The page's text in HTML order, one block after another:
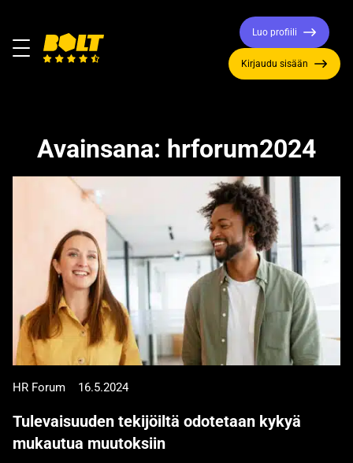
Valikko
Luo profiili
Kirjaudu sisään
Avainsana: hrforum2024
HR Forum 16.5.2024
Tulevaisuuden tekijöiltä odotetaan kykyä
mukautua muutoksiin